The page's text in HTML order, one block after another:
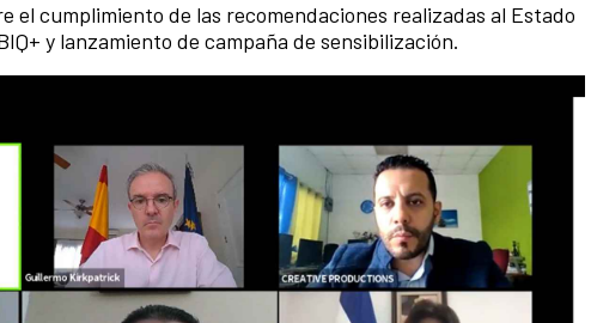
el cumplimiento de las recomendaciones realizadas al Estado
y lanzamiento de campaña de sensibilización.